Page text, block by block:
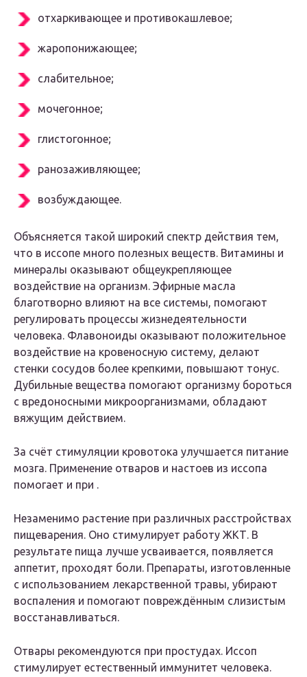
отхаркивающее и противокашлевое;
жаропонижающее;
слабительное;
мочегонное;
глистогонное;
ранозаживляющее;
возбуждающее.
Объясняется такой широкий спектр действия тем,
что в иссопе много полезных веществ. Витамины и
минералы оказывают общеукрепляющее
воздействие на организм. Эфирные масла
благотворно влияют на все системы, помогают
регулировать процессы жизнедеятельности
человека. Флавоноиды оказывают положительное
воздействие на кровеносную систему, делают
стенки сосудов более крепкими, повышают тонус.
Дубильные вещества помогают организму бороться
с вредоносными микроорганизмами, обладают
вяжущим действием.
За счёт стимуляции кровотока улучшается питание
мозга. Применение отваров и настоев из иссопа
помогает и при .
Незаменимо растение при различных расстройствах
пищеварения. Оно стимулирует работу ЖКТ. В
результате пища лучше усваивается, появляется
аппетит, проходят боли. Препараты, изготовленные
с использованием лекарственной травы, убирают
воспаления и помогают повреждённым слизистым
восстанавливаться.
Отвары рекомендуются при простудах. Иссоп
стимулирует естественный иммунитет человека.